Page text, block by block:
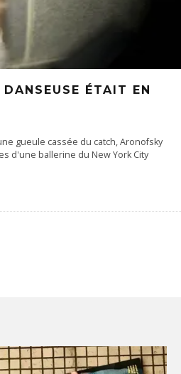
ÉTAIT EN
gueule cassée du catch, Aronofsky
d'une ballerine du New York City